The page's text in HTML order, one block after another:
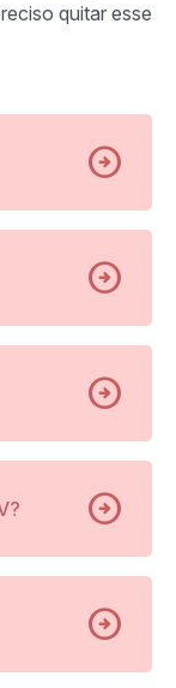
quitar esse
arrow_circle_right
arrow_circle_right
arrow_circle_right
arrow_circle_right
arrow_circle_right